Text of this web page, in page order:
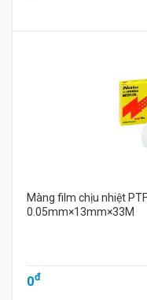
Màng film chịu nhiệt
0.05mm×13mm×33M
0đ